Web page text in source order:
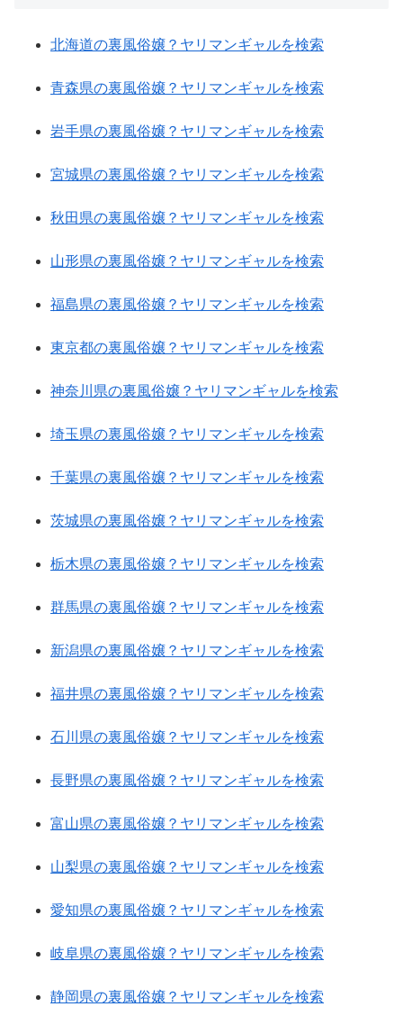
北海道の裏風俗嬢？ヤリマンギャルを検索
青森県の裏風俗嬢？ヤリマンギャルを検索
岩手県の裏風俗嬢？ヤリマンギャルを検索
宮城県の裏風俗嬢？ヤリマンギャルを検索
秋田県の裏風俗嬢？ヤリマンギャルを検索
山形県の裏風俗嬢？ヤリマンギャルを検索
福島県の裏風俗嬢？ヤリマンギャルを検索
東京都の裏風俗嬢？ヤリマンギャルを検索
神奈川県の裏風俗嬢？ヤリマンギャルを検索
埼玉県の裏風俗嬢？ヤリマンギャルを検索
千葉県の裏風俗嬢？ヤリマンギャルを検索
茨城県の裏風俗嬢？ヤリマンギャルを検索
栃木県の裏風俗嬢？ヤリマンギャルを検索
群馬県の裏風俗嬢？ヤリマンギャルを検索
新潟県の裏風俗嬢？ヤリマンギャルを検索
福井県の裏風俗嬢？ヤリマンギャルを検索
石川県の裏風俗嬢？ヤリマンギャルを検索
長野県の裏風俗嬢？ヤリマンギャルを検索
富山県の裏風俗嬢？ヤリマンギャルを検索
山梨県の裏風俗嬢？ヤリマンギャルを検索
愛知県の裏風俗嬢？ヤリマンギャルを検索
岐阜県の裏風俗嬢？ヤリマンギャルを検索
静岡県の裏風俗嬢？ヤリマンギャルを検索